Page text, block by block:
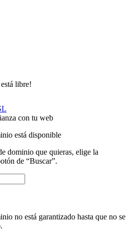
libre!
con tu web
está disponible
dominio que quieras, elige la
de “Buscar”.
no está garantizado hasta que no se